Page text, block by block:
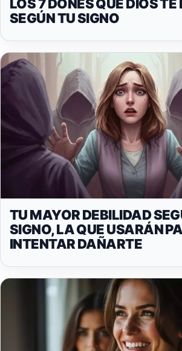
LOS 7 DONES QUE DIOS
SEGÚN TU SIGNO
TU MAYOR DEBILIDAD
SIGNO, LA QUE USARÁN
INTENTAR DAÑARTE